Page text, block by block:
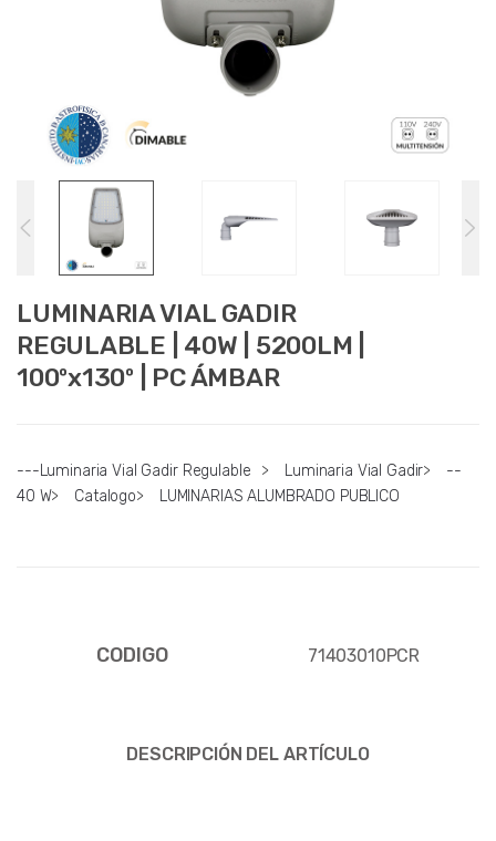
LUMINARIA VIAL GADIR
REGULABLE | 40W | 5200LM |
100ºx130º | PC ÁMBAR
---Luminaria Vial Gadir Regulable > Luminaria Vial Gadir>
--
40 W> Catalogo> LUMINARIAS ALUMBRADO PUBLICO
CODIGO 71403010PCR
DESCRIPCIÓN DEL ARTÍCULO